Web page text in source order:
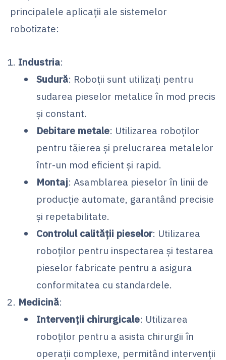
principalele aplicații ale sistemelor
robotizate:
Industria:
Sudură: Roboții sunt utilizați pentru
sudarea pieselor metalice în mod precis
și constant.
Debitare metale: Utilizarea roboților
pentru tăierea și prelucrarea metalelor
într-un mod eficient și rapid.
Montaj: Asamblarea pieselor în linii de
producție automate, garantând precisie
și repetabilitate.
Controlul calității pieselor: Utilizarea
roboților pentru inspectarea și testarea
pieselor fabricate pentru a asigura
conformitatea cu standardele.
Medicină:
Intervenții chirurgicale: Utilizarea
roboților pentru a asista chirurgii în
operații complexe, permitând intervenții